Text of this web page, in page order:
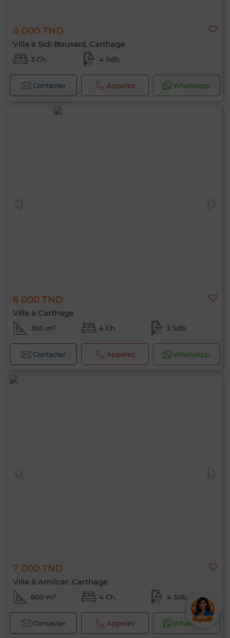
8 000 TND
Villa à Sidi Bousaid, Carthage
3 Ch. 4 Sdb.
Contacter Appelez WhatsApp
6 000 TND
Villa à Carthage
300 m² 4 Ch. 3 Sdb.
Contacter Appelez WhatsApp
7 000 TND
Villa à Amilcar, Carthage
600 m² 4 Ch. 4 Sdb.
Contacter Appelez WhatsApp